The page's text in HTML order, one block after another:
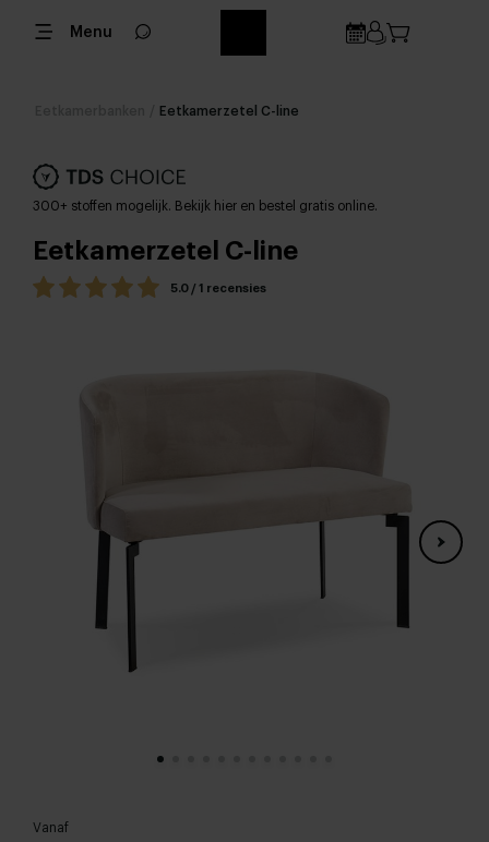
Menu
Eetkamerzetel C-line
300+ stoffen mogelijk. Bekijk hier en bestel gratis online.
Eetkamerzetel C-line
5.0 / 1 recensies
Vanaf